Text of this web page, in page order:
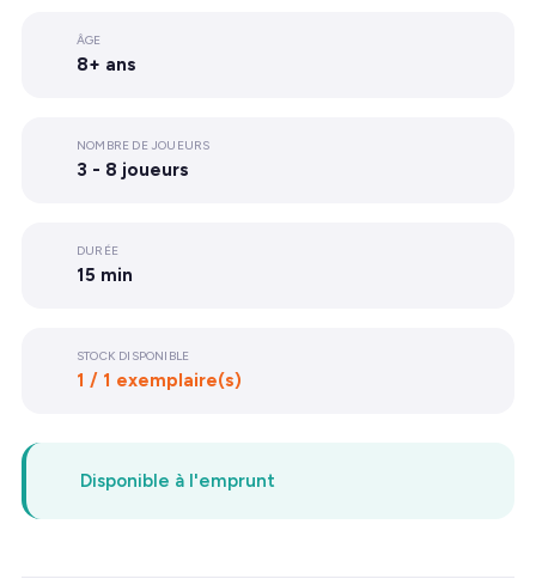
ÂGE
8+ ans
NOMBRE DE JOUEURS
3 - 8 joueurs
DURÉE
15 min
STOCK DISPONIBLE
1 / 1 exemplaire(s)
Disponible à l'emprunt